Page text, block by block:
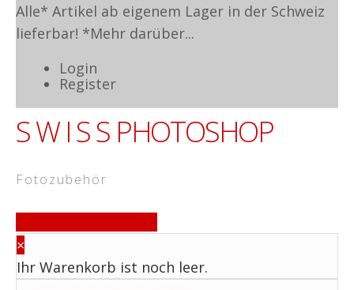
Alle* Artikel ab eigenem Lager in der Schweiz
lieferbar! *Mehr darüber...
Login
Register
S W I S S PHOTOSHOP
F o t o z u b e h ö r
×
Ihr Warenkorb ist noch leer.